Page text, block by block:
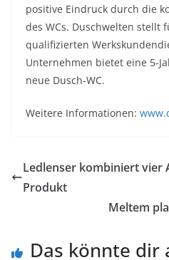
positive Eindruck durch die
des WCs. Duschwelten stellt
qualifizierten
Unternehmen bietet eine 5-
neue Dusch-WC.
Weitere Informationen:
Ledlenser kombiniert vier
Produkt
Meltem
Das könnte dir